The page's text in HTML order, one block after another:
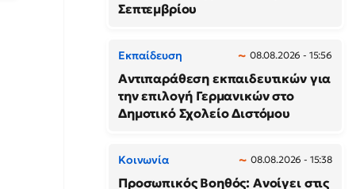
Σεπτεμβρίου
Εκπαίδευση 08.08.2026 - 15:56
Αντιπαράθεση εκπαιδευτικών για
την επιλογή Γερμανικών στο
Δημοτικό Σχολείο Διστόμου
Κοινωνία 08.08.2026 - 15:38
Προσωπικός Βοηθός: Ανοίγει στις